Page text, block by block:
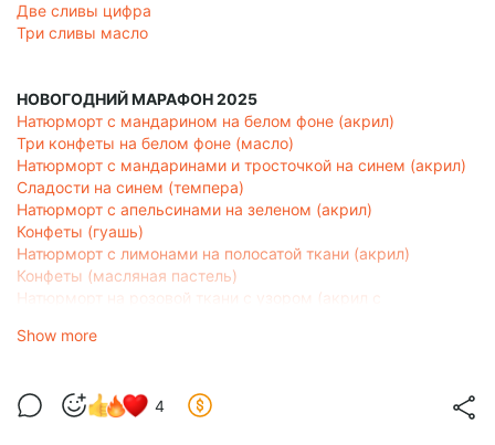
Две сливы цифра
Три сливы масло
НОВОГОДНИЙ МАРАФОН 2025
Натюрморт с мандарином на белом фоне (акрил)
Три конфеты на белом фоне (масло)
Натюрморт с мандаринами и тросточкой на синем (акрил)
Сладости на синем (темпера)
Натюрморт с апельсинами на зеленом (акрил)
Конфеты (гуашь)
Натюрморт с лимонами на полосатой ткани (акрил)
Конфеты (масляная пастель)
Натюрморт на розовой ткани с узором (акрил с
Show more
4